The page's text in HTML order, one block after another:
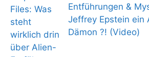
Entführungen &
Jeffrey Epstein ein
Dämon ?! (Video)